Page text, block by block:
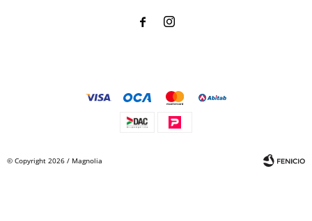
 
© Copyright 2026 / Magnolia